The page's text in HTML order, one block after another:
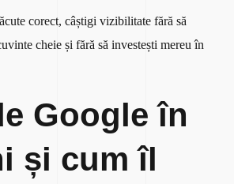
corect, câștigi vizibilitate fără să
cheie și fără să investești mereu în
Google în
și cum îl